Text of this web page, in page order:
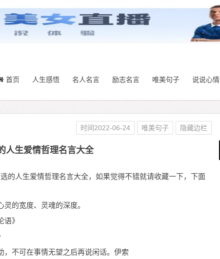
首页 人生感悟 名人名言 励志名言 唯美句子 说说心情
人生爱情哲理名言大全
的人生爱情哲理名言大全，如果觉得不错就请收藏一下，下面
的宽度、灵魂的深度。
》
不可在事情无望之后再说闲话。伊索
时间2022-06-24 唯美句子 隐藏边栏